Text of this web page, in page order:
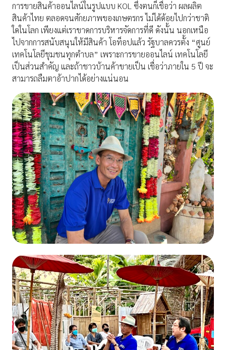
การขายสินค้าออนไลน์ในรูปแบบ KOL ซึ่งตนก็เชื่อว่า ผลผลิต
สินค้าไทย ตลอดจนศักยภาพของเกษตรกร ไม่ได้ด้อยไปกว่าชาติ
ใดในโลก เพียงแต่เราขาดการบริหารจัดการที่ดี ดังนั้น นอกเหนือ
ไปจากการสนับสนุนให้มีสินค้า โอท็อปแล้ว รัฐบาลควรตั้ง “ศูนย์
เทคโนโลยีชุมชนทุกตำบล” เพราะการขายออนไลน์ เทคโนโลยี
เป็นส่วนสำคัญ และถ้าชาวบ้านค้าขายเป็น เชื่อว่าภายใน 5 ปี จะ
สามารถลืมตาอ้าปากได้อย่างแน่นอน